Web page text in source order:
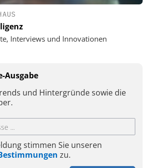
Interviews und Innovationen
Ausgabe
und Hintergründe sowie die
stimmen Sie unseren
zu.